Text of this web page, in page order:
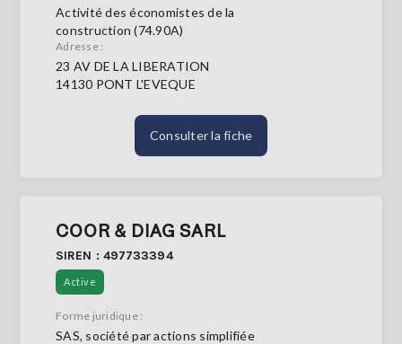
Activité des économistes de la
construction (74.90A)
Adresse :
23 AV DE LA LIBERATION
14130 PONT L'EVEQUE
Consulter la fiche
COOR & DIAG SARL
SIREN : 497733394
Active
Forme juridique :
SAS, société par actions simplifiée